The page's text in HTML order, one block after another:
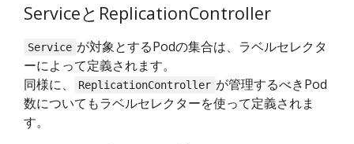
ServiceとReplicationController
Service が対象とするPodの集合は、ラベルセレクタ
ーによって定義されます。
同様に、
ReplicationController が管理するべきPod
数についてもラベルセレクターを使って定義されま
す。